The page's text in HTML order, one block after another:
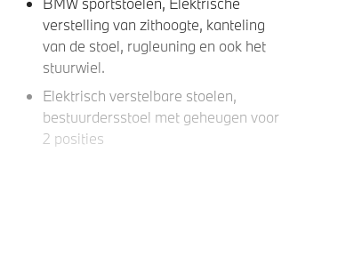
verstelling van zithoogte, kanteling
van de stoel, rugleuning en ook het
stuurwiel.
Elektrisch verstelbare stoelen,
bestuurdersstoel met geheugen voor
2 posities